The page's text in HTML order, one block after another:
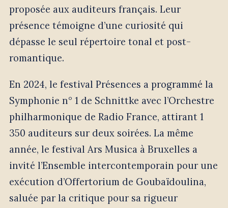
proposée aux auditeurs français. Leur
présence témoigne d’une curiosité qui
dépasse le seul répertoire tonal et post-
romantique.
En 2024, le festival Présences a programmé la
Symphonie n° 1 de Schnittke avec l’Orchestre
philharmonique de Radio France, attirant 1
350 auditeurs sur deux soirées. La même
année, le festival Ars Musica à Bruxelles a
invité l’Ensemble intercontemporain pour une
exécution d’Offertorium de Goubaïdoulina,
saluée par la critique pour sa rigueur